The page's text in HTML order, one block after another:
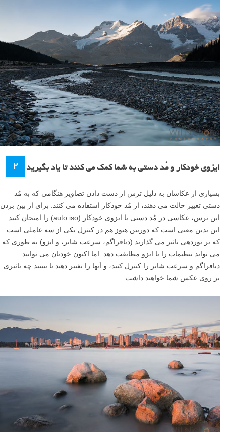
۲ ایزوی خودکار و مُد دستی به شما کمک می کنند تا یاد بگیرید
بسیاری از عکاسان به دلیل ترس از دست دادن تصاویر هنگامی که به مُد
دستی تغییر حالت می دهند، از مُد خودکار استفاده می کنند. برای از بین بردن
این ترس، عکاسی در مُد دستی با ایزوی خودکار (auto iso) را امتحان کنید.
این بدین معنی است که دوربین هنوز هم در کنترل یکی از سه عاملی است
که بر نوردهی تاثیر می گذارند (دیافراگم، سرعت شاتر، و ایزو) به طوری که
می تواند تنظیمات را با ایزو مطابقت دهد. اما اکنون خودتان می توانید
دیافراگم و سرعت شاتر را کنترل کنید، و آنها را تغییر دهید تا ببینید چه تاثیری
بر روی عکس شما خواهند داشت.